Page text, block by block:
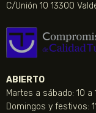
C/Unión 10 13300
ABIERTO
Martes a sábado: 10 a
Domingos y festivos: